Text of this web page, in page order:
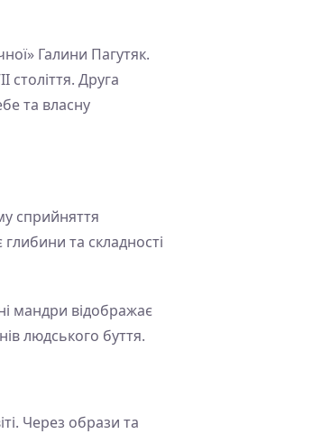
Галини Пагутяк.
Друга
та власну
сприйняття
та складності
мандри відображає
людського буття.
Через образи та